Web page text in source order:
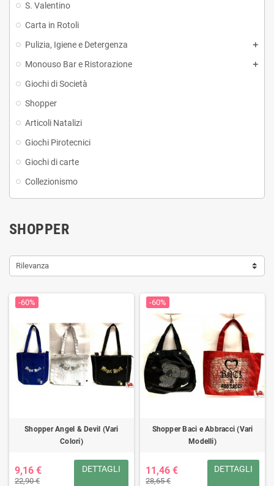
S. Valentino
Carta in Rotoli
Pulizia, Igiene e Detergenza
Monouso Bar e Ristorazione
Giochi di Società
Shopper
Articoli Natalizi
Giochi Pirotecnici
Giochi di carte
Collezionismo
SHOPPER
Rilevanza
-60%
Shopper Angel & Devil (Vari
Colori)
9,16 €
22,90 €
DETTAGLI
-60%
Shopper Baci e Abbracci (Vari
Modelli)
11,46 €
28,65 €
DETTAGLI